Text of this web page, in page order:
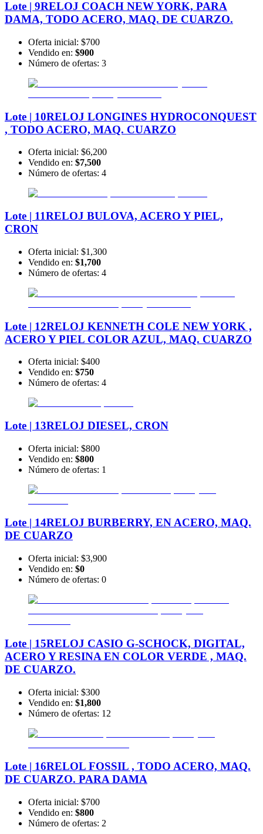
Lote | 9RELOJ COACH NEW YORK, PARA
DAMA, TODO ACERO, MAQ. DE CUARZO.
Oferta inicial: $700
Vendido en: $900
Número de ofertas: 3
Lote | 10RELOJ LONGINES HYDROCONQUEST
, TODO ACERO, MAQ. CUARZO
Oferta inicial: $6,200
Vendido en: $7,500
Número de ofertas: 4
Lote | 11RELOJ BULOVA, ACERO Y PIEL,
CRON
Oferta inicial: $1,300
Vendido en: $1,700
Número de ofertas: 4
Lote | 12RELOJ KENNETH COLE NEW YORK ,
ACERO Y PIEL COLOR AZUL, MAQ. CUARZO
Oferta inicial: $400
Vendido en: $750
Número de ofertas: 4
Lote | 13RELOJ DIESEL, CRON
Oferta inicial: $800
Vendido en: $800
Número de ofertas: 1
Lote | 14RELOJ BURBERRY, EN ACERO, MAQ.
DE CUARZO
Oferta inicial: $3,900
Vendido en: $0
Número de ofertas: 0
Lote | 15RELOJ CASIO G-SCHOCK, DIGITAL,
ACERO Y RESINA EN COLOR VERDE , MAQ.
DE CUARZO.
Oferta inicial: $300
Vendido en: $1,800
Número de ofertas: 12
Lote | 16RELOL FOSSIL , TODO ACERO, MAQ.
DE CUARZO. PARA DAMA
Oferta inicial: $700
Vendido en: $800
Número de ofertas: 2